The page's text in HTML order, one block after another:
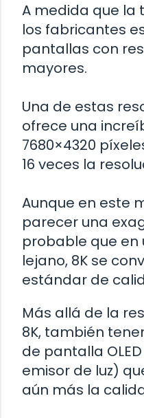
A medida que la
los fabricantes
pantallas con
mayores.
Una de estas
ofrece una
7680×4320
16 veces la
Aunque en este
parecer una
probable que en
lejano, 8K se
estándar de
Más allá de la
8K, también
de pantalla
emisor de luz)
aún más la